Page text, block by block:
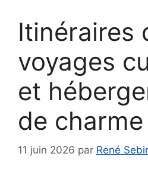
Itinéraires
voyages
et
de charme
11 juin 2026 par René